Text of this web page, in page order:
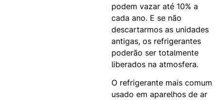
podem vazar até 10% a
cada ano. E se não
descartarmos as unidades
antigas, os refrigerantes
poderão ser totalmente
liberados na atmosfera.
O refrigerante mais comum
usado em aparelhos de ar